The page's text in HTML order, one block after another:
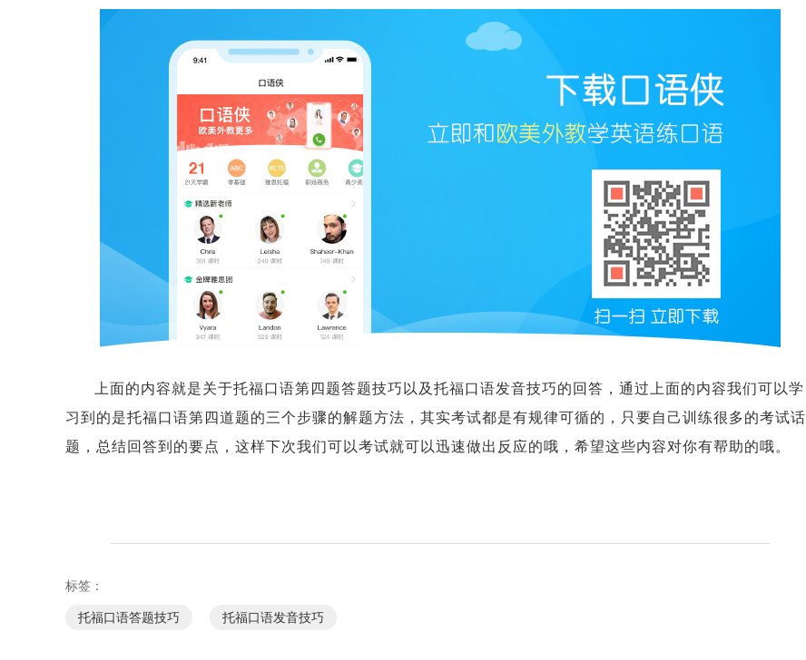
上面的内容就是关于托福口语第四题答题技巧以及托福口语发音技巧的回答，通过上面的内容我们可以学
习到的是托福口语第四道题的三个步骤的解题方法，其实考试都是有规律可循的，只要自己训练很多的考试话
题，总结回答到的要点，这样下次我们可以考试就可以迅速做出反应的哦，希望这些内容对你有帮助的哦。
标签：
托福口语答题技巧 托福口语发音技巧